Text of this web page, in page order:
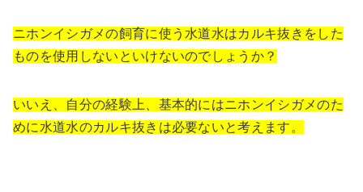
ニホンイシガメの飼育に使う水道水はカルキ抜きをした
ものを使用しないといけないのでしょうか？
いいえ、自分の経験上、基本的にはニホンイシガメのた
めに水道水のカルキ抜きは必要ないと考えます。